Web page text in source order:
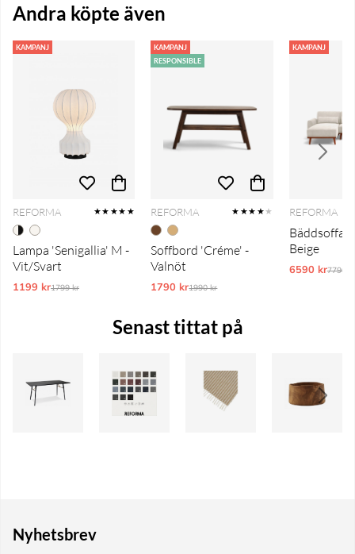
Andra köpte även
KAMPANJ
REFORMA ★★★★★
Lampa 'Senigallia' M -
Vit/Svart
1199 krOrdinarie pris:
1799 kr
KAMPANJ
RESPONSIBLE
REFORMA ★★★★★
Soffbord 'Créme' -
Valnöt
1790 krOrdinarie pris:
1990 kr
KAMPANJ
REFORMA
Bäddsoffa
Beige
6590 kr7790 kr
Senast tittat på
Nyhetsbrev